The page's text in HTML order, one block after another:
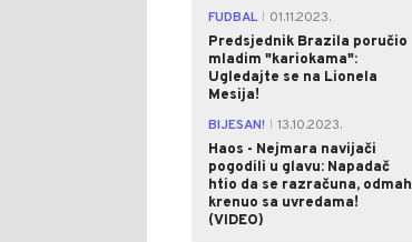
FUDBAL
01.11.2023.
Predsjednik Brazila poručio
mladim "kariokama":
Ugledajte se na Lionela
Mesija!
BIJESAN!
13.10.2023.
Haos - Nejmara navijači
pogodili u glavu: Napadač
htio da se razračuna, odmah
krenuo sa uvredama!
(VIDEO)